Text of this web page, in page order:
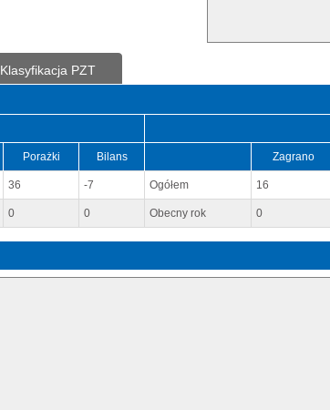
Klasyfikacja PZT
Porażki Bilans Zagrano
36 -7 Ogółem 16
0 0 Obecny rok 0